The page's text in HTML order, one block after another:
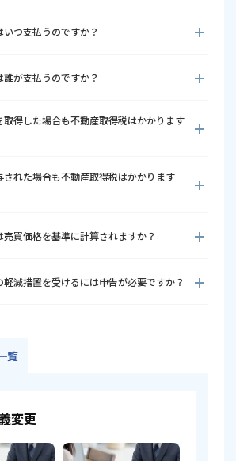
つ支払うのですか？
は、不動産を取得してから4か月～1年程度で都
が支払うのですか？
築によって不動産を取得した場合も原則として
取得した場合も不動産取得税はかかります
。ただし、生前贈与など相続以外の方法で取得
象となります。
された場合も不動産取得税はかかります
する住宅で一定の要件を満たす場合には、軽減
買価格を基準に計算されますか？
として計算されます。
減措置を受けるには申告が必要ですか？
確認することをおすすめします。
覧
変更